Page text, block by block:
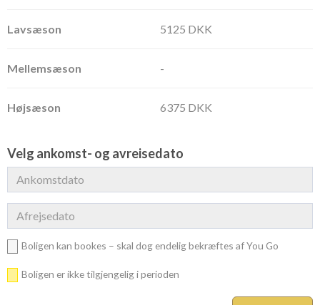
5125 DKK
-
6375 DKK
Velg ankomst- og avreisedato
Boligen kan bookes – skal dog endelig bekræftes af You Go
Boligen er ikke tilgjengelig i perioden